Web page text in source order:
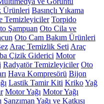
Ürünleri Basınçlı Yıkama
Temizleyiciler Torpido
Şampuan Oto Cila ve
Oto Cam Bakım Ürünleri
Araç Temizlik Seti Araç
Çizik Giderici Motor
Radyatör Temizleyiciler Oto
Hava Kompresörü Bijon
Lastik Tamir Kiti KrikoYağ
Motor Yağı Motor Yağı
Şanzıman Yağı ve Katkısı